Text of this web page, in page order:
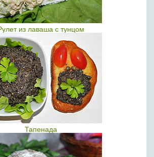
из лаваша с тунцом
Тапенада